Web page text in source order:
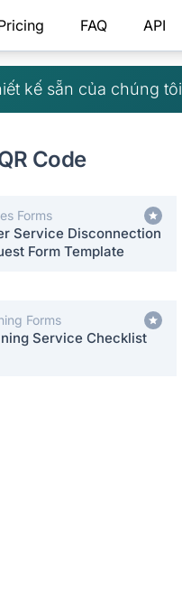
FAQ API
kế sẵn của chúng tôi
Code
Forms
Service Disconnection
Form Template
Forms
Service Checklist